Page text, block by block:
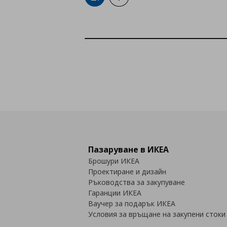
Пазаруване в ИКЕА
Брошури ИКЕА
Проектиране и дизайн
Ръководства за закупуване
Гаранции ИКЕА
Ваучер за подарък ИКЕА
Условия за връщане на закупени стоки